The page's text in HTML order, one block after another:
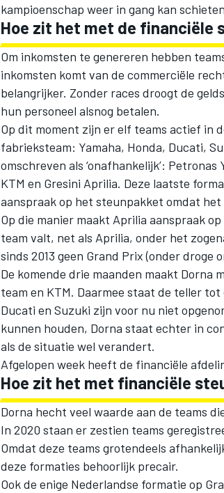
kampioenschap weer in gang kan
Hoe zit het met de financiële
Om inkomsten te genereren hebben
inkomsten komt van de commerciële
belangrijker. Zonder races droogt de
hun personeel alsnog betalen.
Op dit moment zijn er elf teams actief in
fabrieksteam: Yamaha, Honda, Ducati,
omschreven als ‘onafhankelijk’:
KTM en Gresini Aprilia. Deze laatste
aanspraak op het steunpakket omdat
Op die manier maakt Aprilia aanspraak op
team valt, net als Aprilia, onder het
sinds 2013 geen Grand Prix (onder droge
De komende drie maanden maakt Dorna
team en KTM. Daarmee staat de teller
Ducati en Suzuki zijn voor nu niet
kunnen houden, Dorna staat echter in
als de situatie wel verandert.
Afgelopen week heeft de financiële
Hoe zit het met financiële
Dorna hecht veel waarde aan de teams
In 2020 staan er zestien teams
Omdat deze teams grotendeels
deze formaties behoorlijk precair.
Ook de enige Nederlandse formatie op